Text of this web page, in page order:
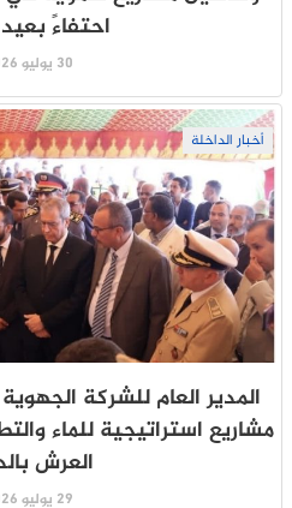
احتفاءً
30 يوليو 2026
أخبار الداخلة
المدير العام للشركة
مشاريع استراتيجية للماء
العرش
29 يوليو 2026